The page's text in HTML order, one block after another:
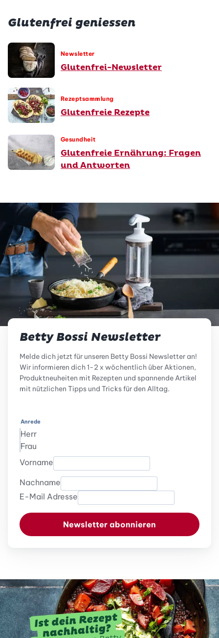
Glutenfrei geniessen
Newsletter
Glutenfrei-Newsletter
Rezeptsammlung
Glutenfreie Rezepte
Gesundheit
Glutenfreie Ernährung: Fragen
und Antworten
Betty Bossi Newsletter
Melde dich jetzt für unseren Betty Bossi Newsletter an!
Wir informieren dich 1-2 x wöchentlich über Aktionen,
Produktneuheiten mit Rezepten und spannende Artikel
mit nützlichen Tipps und Tricks für den Alltag.
Anrede
Herr
Frau
Vorname
Nachname
E-Mail Adresse
Newsletter abonnieren